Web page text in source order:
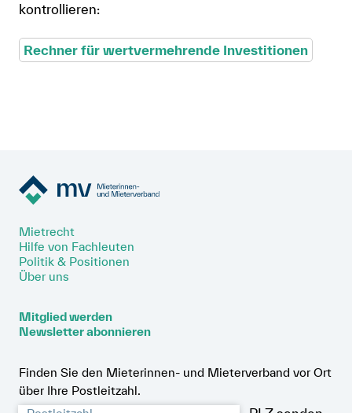
kontrollieren:
Rechner für wertvermehrende Investitionen
Mietrecht
Hilfe von Fachleuten
Politik & Positionen
Über uns
Mitglied werden
Newsletter abonnieren
Finden Sie den Mieterinnen- und Mieterverband vor Ort
über Ihre Postleitzahl.